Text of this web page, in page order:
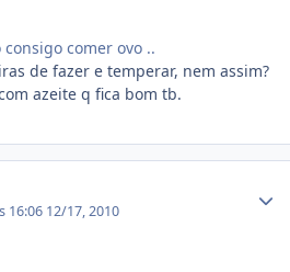
comer ovo ..
de fazer e temperar, nem assim?
azeite q fica bom tb.
16:06 12/17, 2010